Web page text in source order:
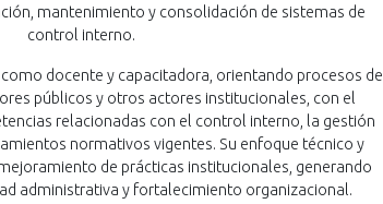
mantenimiento y consolidación de sistemas de
control interno.
docente y capacitadora, orientando procesos de
públicos y otros actores institucionales, con el
relacionadas con el control interno, la gestión
normativos vigentes. Su enfoque técnico y
de prácticas institucionales, generando
administrativa y fortalecimiento organizacional.